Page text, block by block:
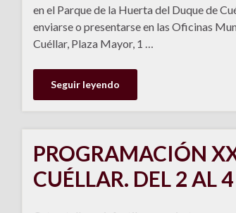
en el Parque de la Huerta del Duque de
enviarse o presentarse en las Oficinas
Cuéllar, Plaza Mayor, 1 …
Seguir leyendo
PROGRAMACIÓN
CUÉLLAR. DEL 2 AL